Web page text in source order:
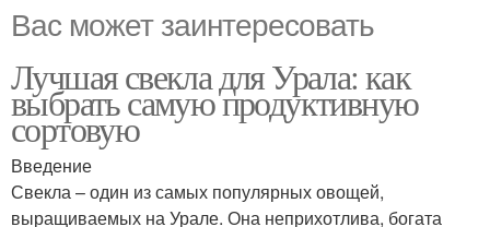
Вас может заинтересовать
Лучшая свекла для Урала: как
выбрать самую продуктивную
сортовую
Введение
Свекла – один из самых популярных овощей,
выращиваемых на Урале. Она неприхотлива, богата